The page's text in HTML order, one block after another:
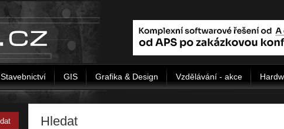
Stavebnictví GIS Grafika & Design Vzdělávání - akce
Hledat